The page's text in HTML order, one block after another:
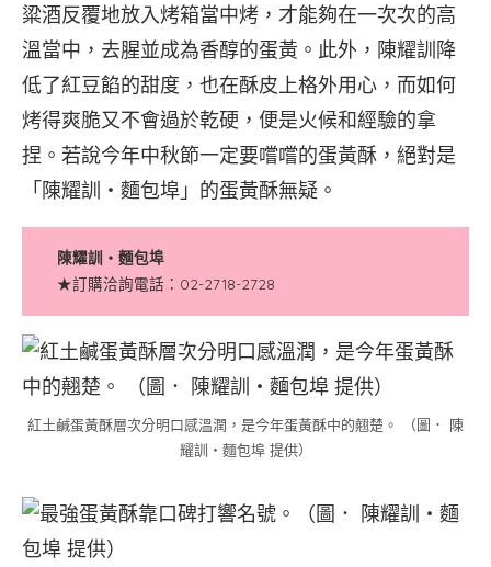
粱酒反覆地放入烤箱當中烤，才能夠在一次次的高
溫當中，去腥並成為香醇的蛋黃。此外，陳耀訓降
低了紅豆餡的甜度，也在酥皮上格外用心，而如何
烤得爽脆又不會過於乾硬，便是火候和經驗的拿
捏。若說今年中秋節一定要嚐嚐的蛋黃酥，絕對是
「陳耀訓・麵包埠」的蛋黃酥無疑。
陳耀訓・麵包埠
★訂購洽詢電話：02-2718-2728
紅土鹹蛋黃酥層次分明口感溫潤，是今年蛋黃酥中的翹楚。 （圖． 陳
耀訓・麵包埠 提供）